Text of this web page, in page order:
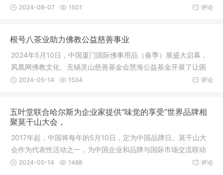
理、副董事
评论
2024-08-07 1501
根号八茶业助力佛教公益慈善事业
2024年5月10日，中国厦门国际佛事用品（春季）展盛大启幕，
凤凰网佛教文化、无锡灵山慈善基金会慧海公益基金开展了让困
境师父、
评论
2024-05-14 1534
五叶堂联合哈尔斯为企业家提供“味觉的享受”世界品牌相
聚莫干山大会，
2017年起，中国将每年的5月10日，定为中国品牌日。莫干山大
会作为代表性活动之一，为中国企业和品牌与国际市场交流联动
增添新动
评论
2024-05-14 1488